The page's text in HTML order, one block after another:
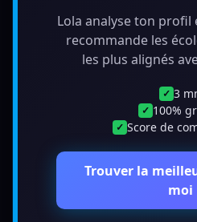
Lola analyse ton profil
recommande les
les plus alignés
✓ 3
✓ 100%
✓ Score de
Trouver la
moi